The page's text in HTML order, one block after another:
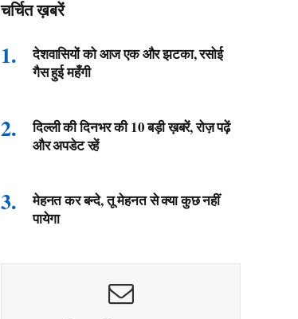
चर्चित ख़बरें
देशवासियों को आज एक और झटका, रसोई
गैस हुई महँगी
दिल्ली की दिनभर की 10 बड़ी ख़बरें, रोज़ पढ़ें
और अपडेट रहें
मेहनत कर बन्दे, तू मेहनत से क्या कुछ नहीं
पायेगा